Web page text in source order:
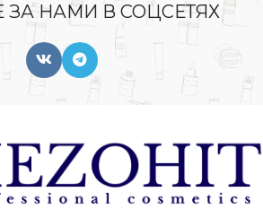
ЗА НАМИ В СОЦСЕТЯХ